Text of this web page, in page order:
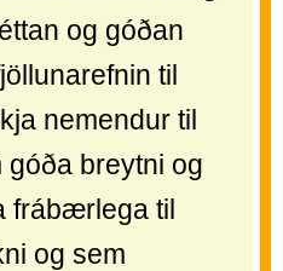
og góðan
til
nemendur til
breytni og
frábærlega til
og sem